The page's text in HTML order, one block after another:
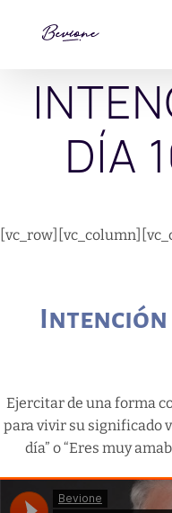
DÍA
Intención
Ejercitar de una forma
para vivir su significado
día” o “Eres muy